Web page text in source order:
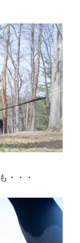
・・・